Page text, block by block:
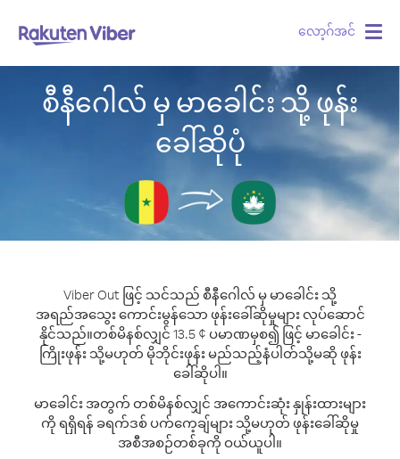
လော့ဂ်အင်
စီနီဂေါလ် မှ မာခေါင်း သို့ ဖုန်း
ခေါ်ဆိုပုံ
Viber Out ဖြင့် သင်သည် စီနီဂေါလ် မှ မာခေါင်း သို့
အရည်အသွေး ကောင်းမွန်သော ဖုန်းခေါ်ဆိုမှုများ လုပ်ဆောင်
နိုင်သည်။တစ်မိနစ်လျှင် 13.5 ¢ ပမာဏမှစ၍ ဖြင့် မာခေါင်း -
ကြိုးဖုန်း သို့မဟုတ် မိုဘိုင်းဖုန်း မည်သည့်နံပါတ်သို့မဆို ဖုန်း
ခေါ်ဆိုပါ။
မာခေါင်း အတွက် တစ်မိနစ်လျှင် အကောင်းဆုံး နှုန်းထားများ
ကို ရရှိရန် ခရက်ဒစ် ပက်ကေ့ချ်များ သို့မဟုတ် ဖုန်းခေါ်ဆိုမှု
အစီအစဉ်တစ်ခုကို ဝယ်ယူပါ။